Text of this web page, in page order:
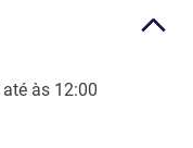
até às 12:00